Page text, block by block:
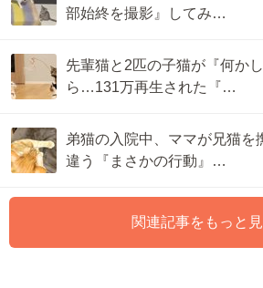
部始終を撮影』してみ…
先輩猫と2匹の子猫が『何か
ら…131万再生された『…
弟猫の入院中、ママが兄猫
違う『まさかの行動』…
関連記事をもっと